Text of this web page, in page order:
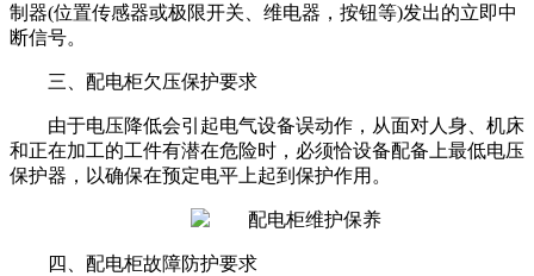
制器(位置传感器或极限开关、维电器，按钮等)发出的立即中
断信号。
三、配电柜欠压保护要求
由于电压降低会引起电气设备误动作，从面对人身、机床
和正在加工的工件有潜在危险时，必须恰设备配备上最低电压
保护器，以确保在预定电平上起到保护作用。
四、 配电柜故障防护要求